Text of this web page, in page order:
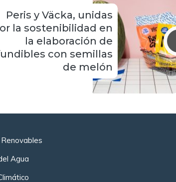
Peris y Väcka, unidas
la sostenibilidad en
la elaboración de
con semillas
de melón
Agua